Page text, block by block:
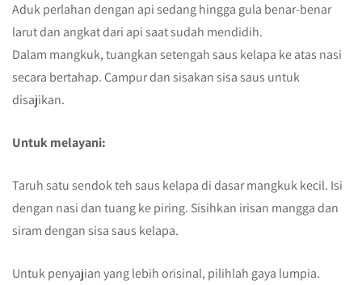
Aduk perlahan dengan api sedang hingga gula benar-benar
larut dan angkat dari api saat sudah mendidih.
Dalam mangkuk, tuangkan setengah saus kelapa ke atas nasi
secara bertahap. Campur dan sisakan sisa saus untuk
disajikan.
Untuk melayani:
Taruh satu sendok teh saus kelapa di dasar mangkuk kecil. Isi
dengan nasi dan tuang ke piring. Sisihkan irisan mangga dan
siram dengan sisa saus kelapa.
Untuk penyajian yang lebih orisinal, pilihlah gaya lumpia.